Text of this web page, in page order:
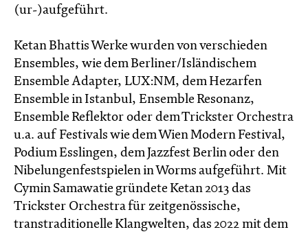
(ur-)aufgeführt.
Ketan Bhattis Werke wurden von verschieden
Ensembles, wie dem Berliner/Isländischem
Ensemble Adapter, LUX:NM, dem Hezarfen
Ensemble in Istanbul, Ensemble Resonanz,
Ensemble Reflektor oder dem Trickster Orchestra
u.a. auf Festivals wie dem Wien Modern Festival,
Podium Esslingen, dem Jazzfest Berlin oder den
Nibelungenfestspielen in Worms aufgeführt. Mit
Cymin Samawatie gründete Ketan 2013 das
Trickster Orchestra für zeitgenössische,
transtraditionelle Klangwelten, das 2022 mit dem